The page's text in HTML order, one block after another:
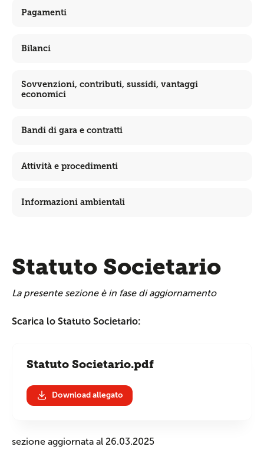
Pagamenti
Bilanci
Sovvenzioni, contributi, sussidi, vantaggi
economici
Bandi di gara e contratti
Attività e procedimenti
Informazioni ambientali
Statuto Societario
La presente sezione è in fase di aggiornamento
Scarica lo Statuto Societario:
Statuto Societario.pdf
Download allegato
sezione aggiornata al 26.03.2025